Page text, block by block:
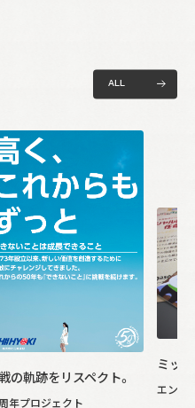
ALL
の軌跡をリスペクト。
年プロジェクト
ミッ
エンザ